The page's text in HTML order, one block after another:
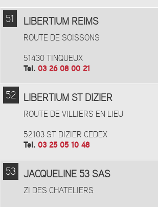
51 LIBERTIUM REIMS
ROUTE DE SOISSONS
51430 TINQUEUX
Tel. 03 26 08 00 21
52 LIBERTIUM ST DIZIER
ROUTE DE VILLIERS EN LIEU
52103 ST DIZIER CEDEX
Tel. 03 25 05 10 48
53 JACQUELINE 53 SAS
ZI DES CHATELIERS